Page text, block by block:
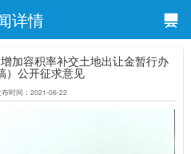
详情
加容积率补交土地出让金暂行办
）公开征求意见
时间：2021-06-22